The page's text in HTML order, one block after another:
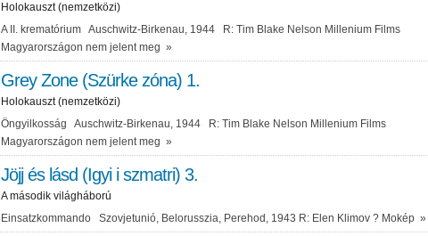
Holokauszt (nemzetközi)
A II. krematórium Auschwitz-Birkenau, 1944 R: Tim Blake Nelson Millenium Films
Magyarországon nem jelent meg »
Grey Zone (Szürke zóna) 1.
Holokauszt (nemzetközi)
Öngyilkosság Auschwitz-Birkenau, 1944 R: Tim Blake Nelson Millenium Films
Magyarországon nem jelent meg »
Jöjj és lásd (Igyi i szmatri) 3.
A második világháború
Einsatzkommando Szovjetunió, Belorusszia, Perehod, 1943 R: Elen Klimov ? Mokép »